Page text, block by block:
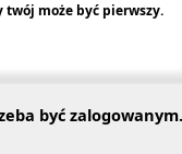
twój może być pierwszy.
być zalogowanym.